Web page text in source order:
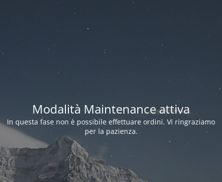
Modalità Maintenance attiva
In questa fase non è possibile effettuare ordini. Vi ringraziamo
per la pazienza.